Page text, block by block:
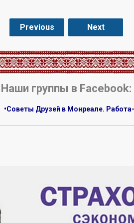
Previous Next
Наши группы в Facebook:
•Советы Друзей в Монреале.